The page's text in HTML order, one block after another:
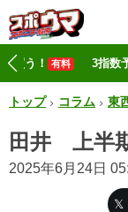
買う！ 有料 3指数
トップ コラム 東
田井 上半
2025年6月24日